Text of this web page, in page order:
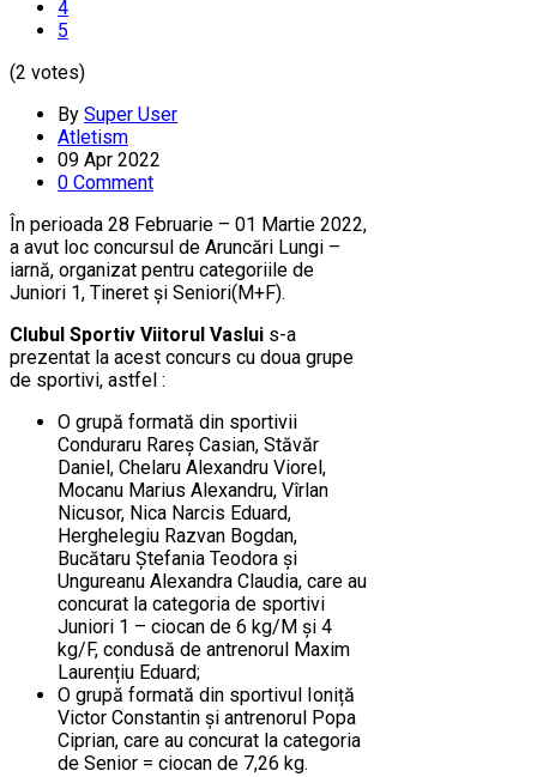
4
5
(2 votes)
By Super User
Atletism
09 Apr 2022
0 Comment
În perioada 28 Februarie – 01 Martie 2022,
a avut loc concursul de Aruncări Lungi –
iarnă, organizat pentru categoriile de
Juniori 1, Tineret și Seniori(M+F).
Clubul Sportiv Viitorul Vaslui s-a
prezentat la acest concurs cu doua grupe
de sportivi, astfel :
O grupă formată din sportivii
Conduraru Rareș Casian, Stăvăr
Daniel, Chelaru Alexandru Viorel,
Mocanu Marius Alexandru, Vîrlan
Nicusor, Nica Narcis Eduard,
Herghelegiu Razvan Bogdan,
Bucătaru Ștefania Teodora și
Ungureanu Alexandra Claudia, care au
concurat la categoria de sportivi
Juniori 1 – ciocan de 6 kg/M și 4
kg/F, condusă de antrenorul Maxim
Laurențiu Eduard;
O grupă formată din sportivul Ioniță
Victor Constantin și antrenorul Popa
Ciprian, care au concurat la categoria
de Senior = ciocan de 7,26 kg.